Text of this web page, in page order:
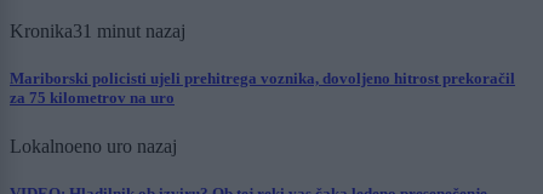
Kronika31 minut nazaj
Mariborski policisti ujeli prehitrega voznika, dovoljeno hitrost prekoračil
za 75 kilometrov na uro
Lokalnoeno uro nazaj